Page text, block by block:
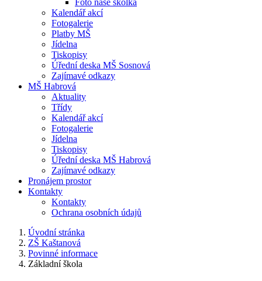
Foto naše školka
Kalendář akcí
Fotogalerie
Platby MŠ
Jídelna
Tiskopisy
Úřední deska MŠ Sosnová
Zajímavé odkazy
MŠ Habrová
Aktuality
Třídy
Kalendář akcí
Fotogalerie
Jídelna
Tiskopisy
Úřední deska MŠ Habrová
Zajímavé odkazy
Pronájem prostor
Kontakty
Kontakty
Ochrana osobních údajů
Úvodní stránka
ZŠ Kaštanová
Povinné informace
Základní škola